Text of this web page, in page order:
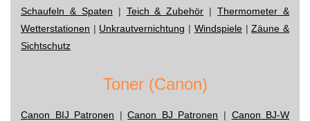
Schaufeln & Spaten | Teich & Zubehör |Thermometer &
Wetterstationen | Unkrautvernichtung | Windspiele|Zäune &
Sichtschutz
Toner (Canon)
Canon BIJ Patronen |Canon BJ Patronen | Canon BJ-W